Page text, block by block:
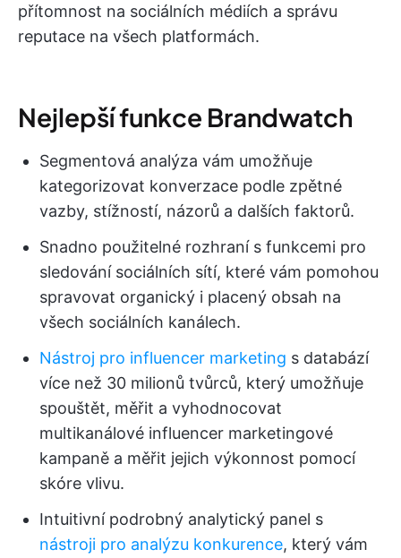
přítomnost na sociálních médiích a správu
reputace na všech platformách.
Nejlepší funkce Brandwatch
Segmentová analýza vám umožňuje
kategorizovat konverzace podle zpětné
vazby, stížností, názorů a dalších faktorů.
Snadno použitelné rozhraní s funkcemi pro
sledování sociálních sítí, které vám pomohou
spravovat organický i placený obsah na
všech sociálních kanálech.
Nástroj pro influencer marketing s databází
více než 30 milionů tvůrců, který umožňuje
spouštět, měřit a vyhodnocovat
multikanálové influencer marketingové
kampaně a měřit jejich výkonnost pomocí
skóre vlivu.
Intuitivní podrobný analytický panel s
nástroji pro analýzu konkurence, který vám